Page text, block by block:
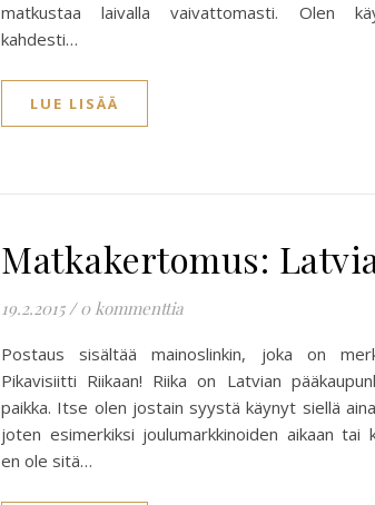
matkustaa laivalla vaivattomasti. Olen
kahdesti…
LUE LISÄÄ
Matkakertomus:
19.2.2015 / 0 kommenttia
Postaus sisältää mainoslinkin, joka on
Pikavisiitti Riikaan! Riika on Latvian
paikka. Itse olen jostain syystä käynyt siellä
joten esimerkiksi joulumarkkinoiden aikaan tai
en ole sitä…